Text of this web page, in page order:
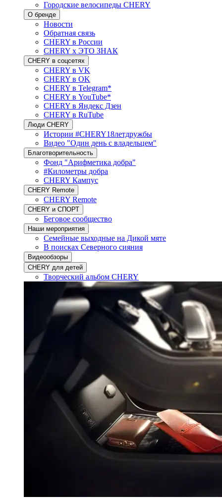
Городские велосипеды CHERY
О бренде
Новости
Обратная связь
CHERY в России
CHERY x ЭТО ЗНАК
CHERY в соцсетях
CHERY в VK
CHERY в OK
CHERY в Telegram*
CHERY в YouTube*
CHERY в Яндекс Дзен
CHERY в RuTube
Люди CHERY
Истории #CHERY18летдружбы
Видео "Один день с владельцем"
Благотворительность
Фонд "Арифметика добра"
#Километры добра
CHERY Кампус
CHERY Remote
CHERY Remote
CHERY и СПОРТ
Беговое сообщество
Наши мероприятия
Семейные выходные на Дикой мяте
В поисках Северного сияния
Видеообзоры
CHERY для детей
Творческий альбом CHERY